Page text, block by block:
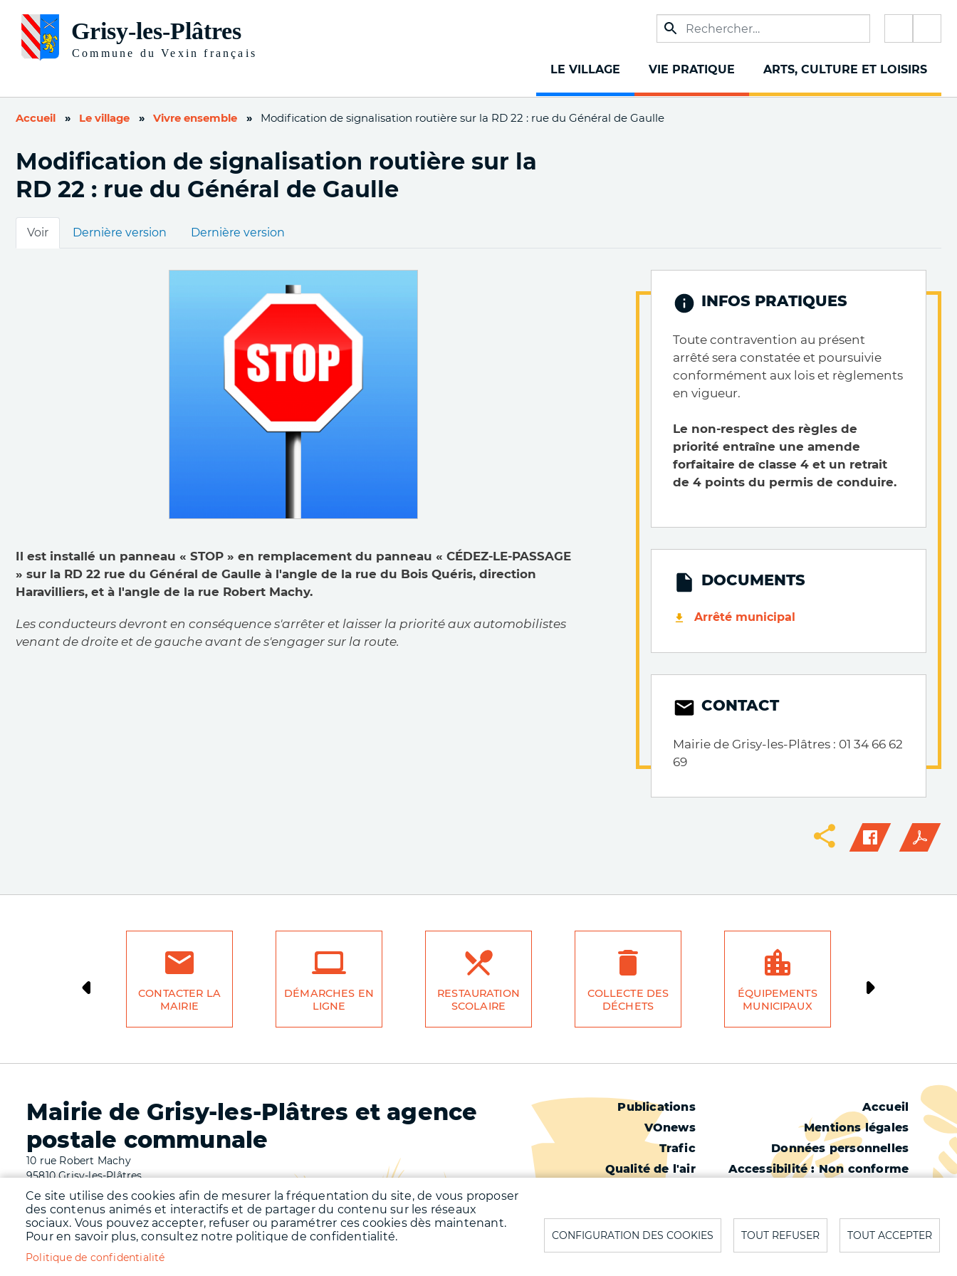
LE VILLAGE VIE PRATIQUE ARTS, CULTURE ET LOISIRS
Accueil Le village Vivre ensemble Modification de signalisation routière sur la RD 22 : rue du Général de Gaulle
Modification de signalisation routière sur la
RD 22 : rue du Général de Gaulle
Onglets
Voir Dernière version Dernière version
Il est installé un panneau « STOP » en remplacement du panneau « CÉDEZ-LE-PASSAGE
» sur la RD 22 rue du Général de Gaulle à l'angle de la rue du Bois Quéris, direction
Haravilliers, et à l'angle de la rue Robert Machy.
Les conducteurs devront en conséquence s'arrêter et laisser la priorité aux automobilistes
venant de droite et de gauche avant de s'engager sur la route.
INFOS PRATIQUES
Toute contravention au présent
arrêté sera constatée et poursuivie
conformément aux lois et règlements
en vigueur.
Le non-respect des règles de
priorité entraîne une amende
forfaitaire de classe 4 et un retrait
de 4 points du permis de conduire.
DOCUMENTS
Arrêté municipal
CONTACT
Mairie de Grisy-les-Plâtres : 01 34 66 62
69
CONTACTER LA
MAIRIE
DÉMARCHES EN
LIGNE
RESTAURATION
SCOLAIRE
COLLECTE DES
DÉCHETS
ÉQUIPEMENTS
MUNICIPAUX
Mairie de Grisy-les-Plâtres et agence
postale communale
10 rue Robert Machy
95810 Grisy-les-Plâtres
Tél. 01 34 66 62 69
Fermetures de la mairie et de l'agence postale communale : chaque lundi
Ouvertures de la mairie : mardi matin de 08h30 à 12h00, mercredi après-midi de 13h00 à
17h00, vendredi matin de 08h30 à 12h00.
Ouvertures de l'agence postale communale : mardi , jeudi, vendredi de 08h00 à 12h00,
mercredi de 13h00 à 17h00, samedi de 09h00 à 12h00
Pied
de
page
-
Second
Publications
VOnews
Trafic
Qualité de l'air
de
Accueil
Mentions légales
Données personnelles
Accessibilité : Non conforme
Plan du site
S'identifier
Ce site utilise des cookies afin de mesurer la fréquentation du site, de vous proposer
des contenus animés et interactifs et de partager du contenu sur les réseaux
sociaux. Vous pouvez accepter, refuser ou paramétrer ces cookies dès maintenant.
Pour en savoir plus, consultez notre politique de confidentialité.
Politique de confidentialité
CONFIGURATION DES COOKIES TOUT REFUSER TOUT ACCEPTER